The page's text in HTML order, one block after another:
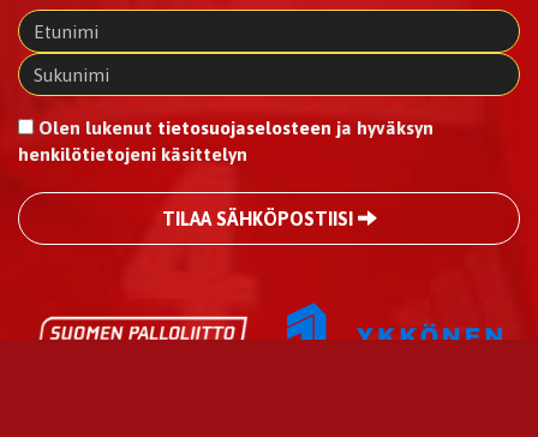
Olen lukenut tietosuojaselosteen ja hyväksyn
henkilötietojeni käsittelyn
TILAA SÄHKÖPOSTIISI